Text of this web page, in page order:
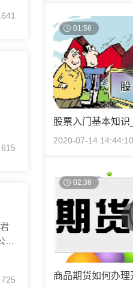
615
司
725
01:56
股票入门基本知识
2020-07-14 14:44:10
02:36
商品期货如何办理